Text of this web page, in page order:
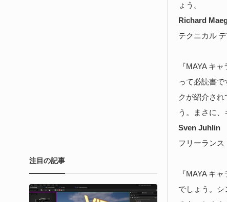
ょう。
Richard
テクニカル
『MAYA キ
って必読書
クが紹介さ
う。まさに、
Sven Juhlin
フリーラン
『MAYA キ
でしょう。
注目の記事